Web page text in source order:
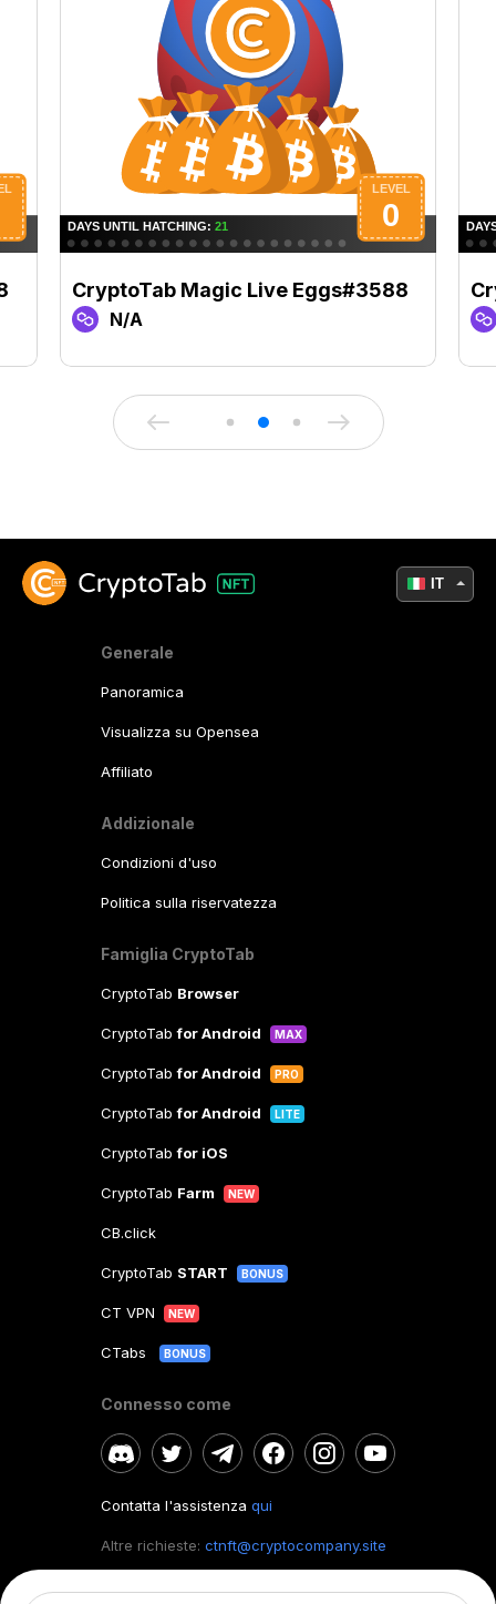
CryptoTab Magic Live Eggs#3588
N/A
Generale
Panoramica
Visualizza su Opensea
Affiliato
Addizionale
Condizioni d'uso
Politica sulla riservatezza
Famiglia CryptoTab
CryptoTab Browser
CryptoTabfor Android MAX
CryptoTabfor Android PRO
CryptoTabfor Android LITE
CryptoTabfor iOS
CryptoTab Farm NEW
CB.click
CryptoTab START BONUS
CT VPN NEW
CTabs BONUS
Connesso come
Contatta l'assistenza qui
Altre richieste: ctnft@cryptocompany.site
IT